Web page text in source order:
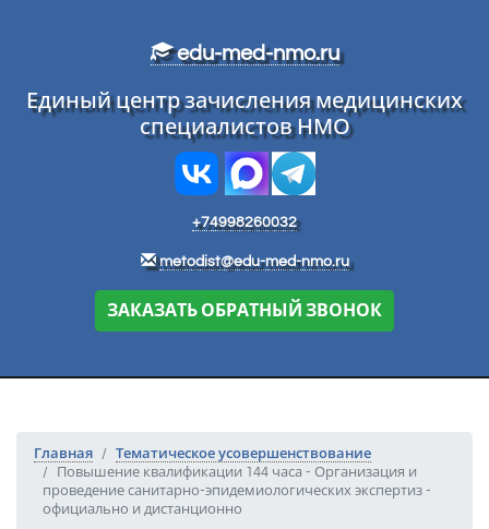
edu-med-nmo.ru
Единый центр зачисления медицинских
специалистов НМО
+74998260032
metodist@edu-med-nmo.ru
ЗАКАЗАТЬ ОБРАТНЫЙ ЗВОНОК
Главная
Тематическое усовершенствование
Повышение квалификации 144 часа - Организация и
проведение санитарно-эпидемиологических экспертиз -
официально и дистанционно